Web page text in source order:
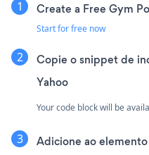
Create a Free Gym
Start for free now
Copie o snippet de
Yahoo
Your code block will be
Adicione ao